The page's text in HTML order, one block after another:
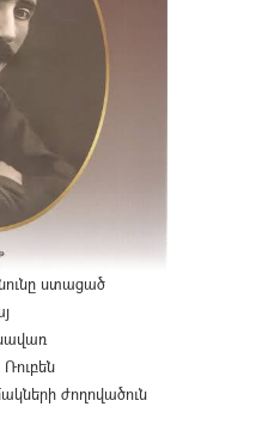
ստացած
Ռուբեն
ժողովածուն